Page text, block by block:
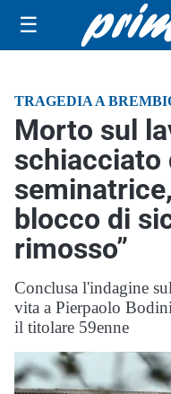
☰
TRAGEDIA A
Morto sul
schiacciato
blocco di
rimosso”
Conclusa l'indagine
vita a Pierpaolo
il titolare 59enne